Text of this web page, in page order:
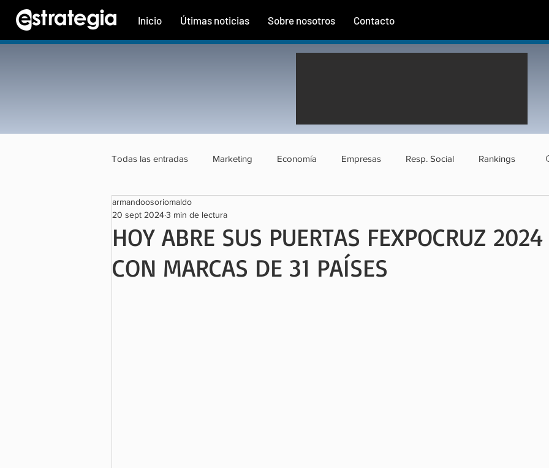
Inicio Útimas noticias Sobre nosotros Contacto
Todas las entradas Marketing Economía Empresas Resp. Social Rankings
Tecnología
HOY ABRE SUS PUERTAS FEXPOCRUZ 2024
CON MARCAS DE 31 PAÍSES
armandoosoriomaldo
20 sept 20243 min de lectura